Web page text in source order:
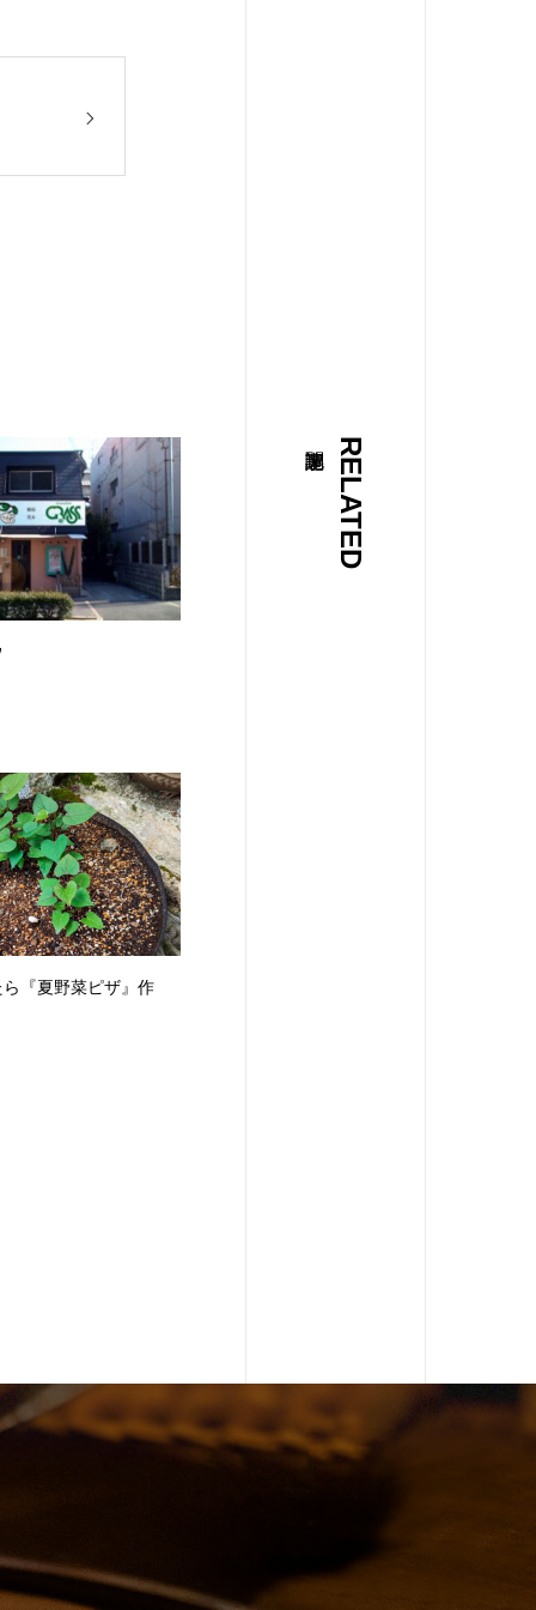
RELATED
『夏野菜ピザ』作